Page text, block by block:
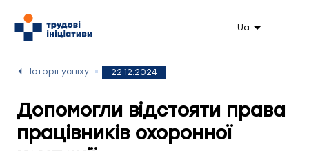
Ua
Історії успіху 22.12.2024
Допомогли відстояти права
працівників охоронної